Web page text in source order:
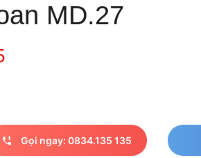
MD.27
Gọi ngay: 0834.135 135